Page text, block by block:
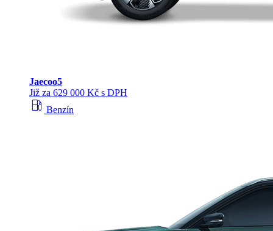
Jaecoo5
Již za 629 000 Kč s DPH
local_gas_station Benzín